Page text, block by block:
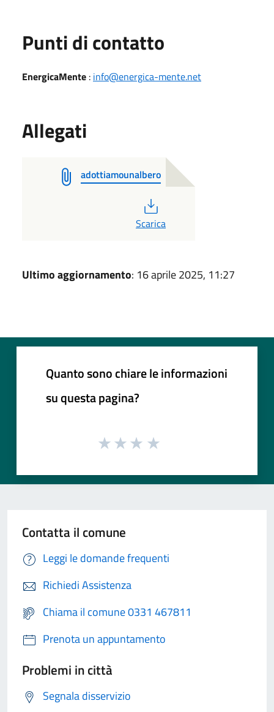
Punti di contatto
EnergicaMente : info@energica-mente.net
Allegati
adottiamounalbero
Scarica
Ultimo aggiornamento: 16 aprile 2025, 11:27
Quanto sono chiare le informazioni
su questa pagina?
Contatta il comune
Leggi le domande frequenti
Richiedi Assistenza
Chiama il comune 0331 467811
Prenota un appuntamento
Problemi in città
Segnala disservizio